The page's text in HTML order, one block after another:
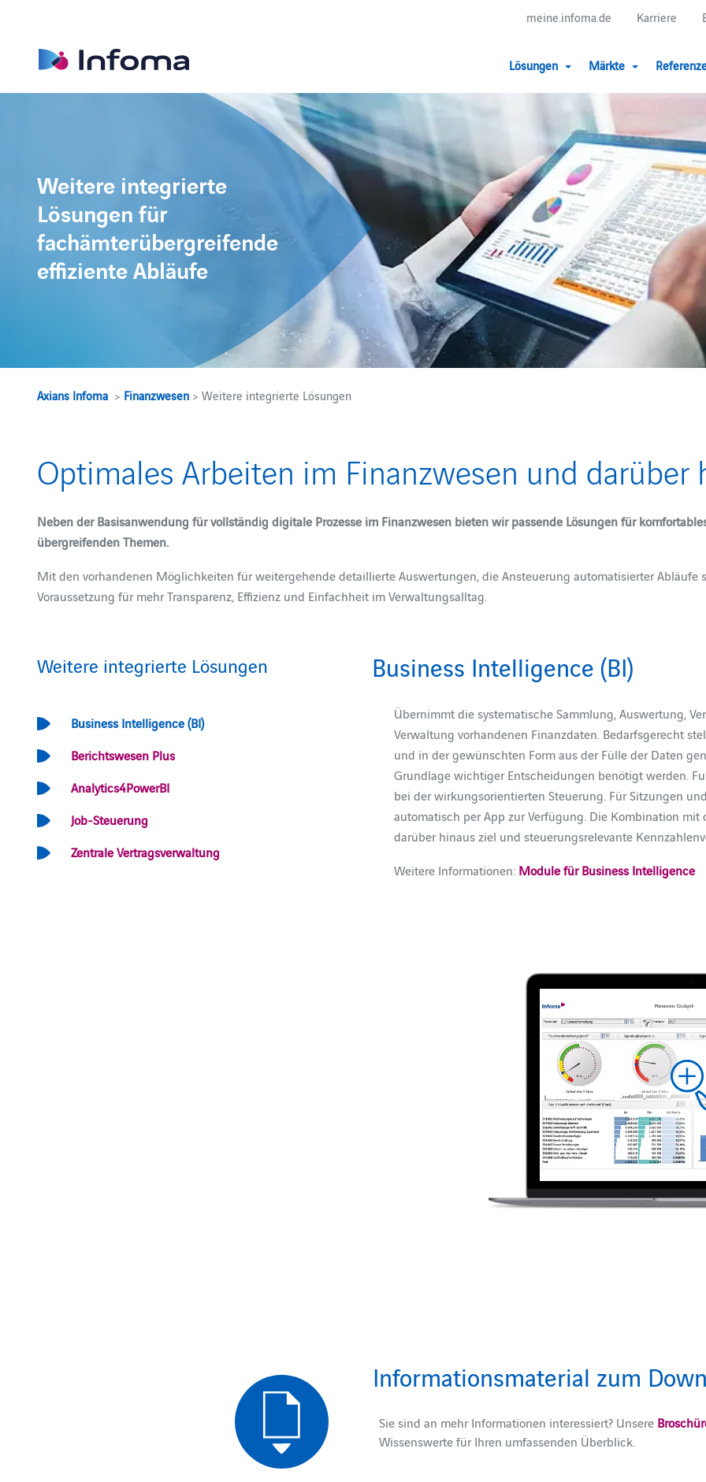
meine.infoma.de Karriere
Lösungen Märkte
Weitere integrierte
Lösungen für
fachämterübergreifende
effiziente Abläufe
Axians Infoma > Finanzwesen > Weitere integrierte Lösungen
Optimales Arbeiten im Finanzwesen und darüber
Neben der Basisanwendung für vollständig digitale Prozesse im Finanzwesen bieten wir passende Lösungen für
übergreifenden Themen.
Mit den vorhandenen Möglichkeiten für weitergehende detaillierte Auswertungen, die Ansteuerung automatisierter Abläufe
Voraussetzung für mehr Transparenz, Effizienz und Einfachheit im Verwaltungsalltag.
Weitere integrierte Lösungen
Business Intelligence (BI)
Berichtswesen Plus
Analytics4PowerBI
Job-Steuerung
Zentrale Vertragsverwaltung
Business Intelligence (BI)
Übernimmt die systematische Sammlung, Auswertung,
Verwaltung vorhandenen Finanzdaten. Bedarfsgerecht
und in der gewünschten Form aus der Fülle der Daten
Grundlage wichtiger Entscheidungen benötigt werden.
bei der wirkungsorientierten Steuerung. Für Sitzungen
automatisch per App zur Verfügung. Die Kombination
darüber hinaus ziel und steuerungsrelevante
Weitere Informationen: Module für Business Intelligence
Informationsmaterial zum
Sie sind an mehr Informationen interessiert? Unsere
Wissenswerte für Ihren umfassenden Überblick.